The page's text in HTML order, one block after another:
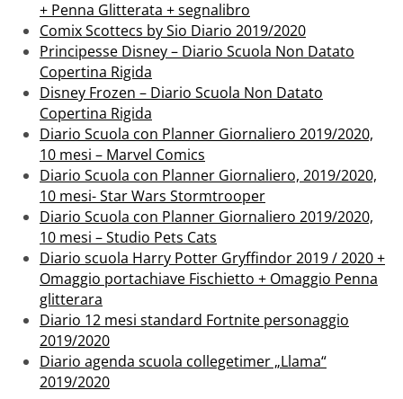
+ Penna Glitterata + segnalibro
Comix Scottecs by Sio Diario 2019/2020
Principesse Disney – Diario Scuola Non Datato
Copertina Rigida
Disney Frozen – Diario Scuola Non Datato
Copertina Rigida
Diario Scuola con Planner Giornaliero 2019/2020,
10 mesi – Marvel Comics
Diario Scuola con Planner Giornaliero, 2019/2020,
10 mesi- Star Wars Stormtrooper
Diario Scuola con Planner Giornaliero 2019/2020,
10 mesi – Studio Pets Cats
Diario scuola Harry Potter Gryffindor 2019 / 2020 +
Omaggio portachiave Fischietto + Omaggio Penna
glitterara
Diario 12 mesi standard Fortnite personaggio
2019/2020
Diario agenda scuola collegetimer „Llama“
2019/2020